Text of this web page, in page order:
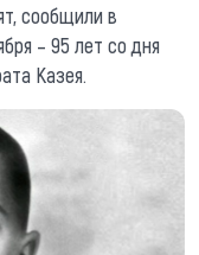
сообщили в
– 95 лет со дня
Казея.